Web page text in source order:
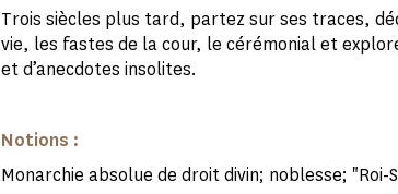
Trois siècles plus tard, partez sur ses traces,
vie, les fastes de la cour, le cérémonial et
et d’anecdotes insolites.
Notions :
Monarchie absolue de droit divin; noblesse; "Roi-